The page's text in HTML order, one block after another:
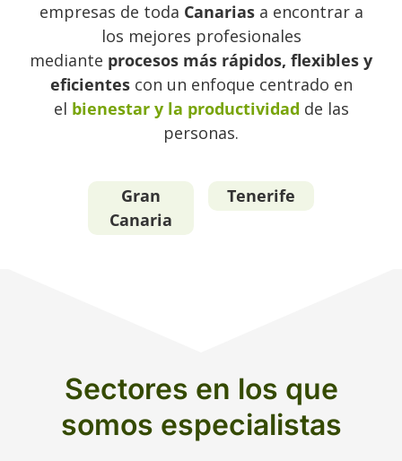
empresas de toda Canarias a encontrar a
los mejores profesionales
mediante procesos más rápidos, flexibles y
eficientescon un enfoque centrado en
el bienestar y la productividad de las
personas.
Gran
Canaria
Tenerife
Sectores en los que
somos especialistas